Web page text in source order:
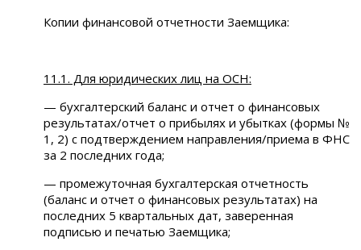
Копии финансовой отчетности Заемщика:
11.1. Для юридических лиц на ОСН:
— бухгалтерский баланс и отчет о финансовых
результатах/отчет о прибылях и убытках (формы №
1, 2) с подтверждением направления/приема в ФНС
за 2 последних года;
— промежуточная бухгалтерская отчетность
(баланс и отчет о финансовых результатах) на
последних 5 квартальных дат, заверенная
подписью и печатью Заемщика;